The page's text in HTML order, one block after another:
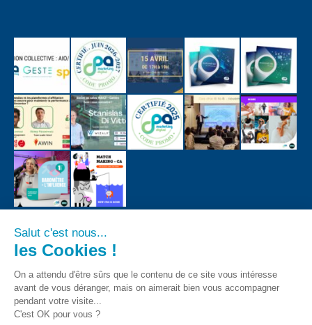
Salut c'est nous...
les Cookies !
On a attendu d'être sûrs que le contenu de ce site vous intéresse
avant de vous déranger, mais on aimerait bien vous accompagner
pendant votre visite...
C'est OK pour vous ?